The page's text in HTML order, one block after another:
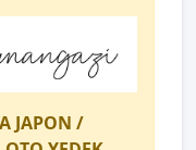
JAPON /